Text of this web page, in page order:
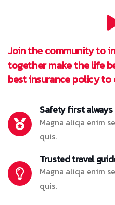
Join the community to
together make the life
best insurance policy to
Safety first always
Magna aliqa enim
quis.
Trusted travel
Magna aliqa enim
quis.